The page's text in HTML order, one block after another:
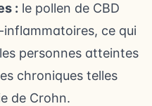
: le pollen de CBD
ce qui
personnes atteintes
chroniques telles
de Crohn.